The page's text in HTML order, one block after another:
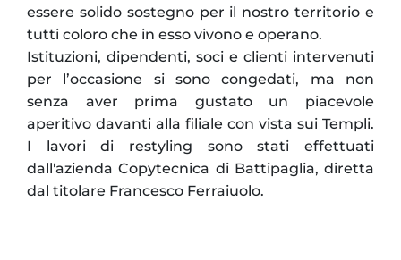
essere solido sostegno per il nostro territorio e
tutti coloro che in esso vivono e operano.
Istituzioni, dipendenti, soci e clienti intervenuti
per l’occasione si sono congedati, ma non
senza aver prima gustato un piacevole
aperitivo davanti alla filiale con vista sui Templi.
I lavori di restyling sono stati effettuati
dall'azienda Copytecnica di Battipaglia, diretta
dal titolare Francesco Ferraiuolo.